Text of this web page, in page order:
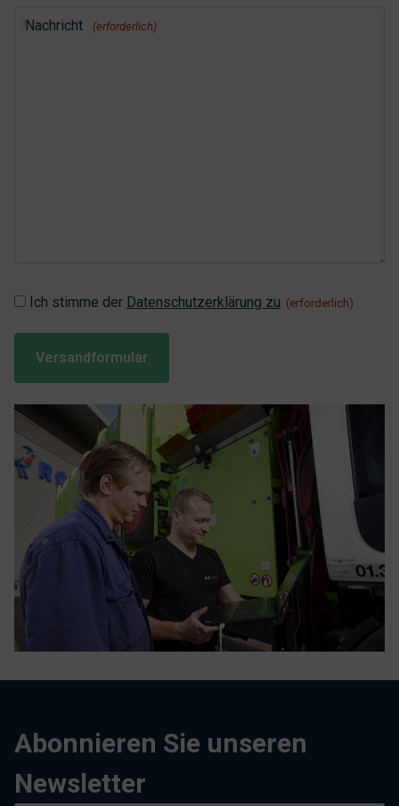
Nachricht (erforderlich)
Instemming
Ich stimme der Datenschutzerklärung zu (erforderlich)
Abonnieren Sie unseren
Newsletter